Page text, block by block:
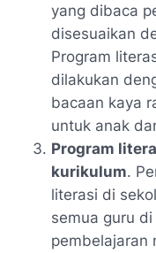
yang dibaca
disesuaikan
Program
dilakukan
bacaan kaya
untuk anak
Program
kurikulum.
literasi di
semua guru
pembelajaran